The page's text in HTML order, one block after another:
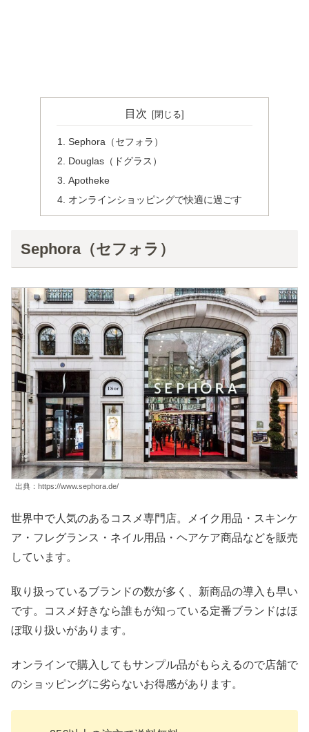
目次
Sephora（セフォラ）
Douglas（ドグラス）
Apotheke
オンラインショッピングで快適に過ごす
Sephora（セフォラ）
出典：https://www.sephora.de/
世界中で人気のあるコスメ専門店。メイク用品・スキンケ
ア・フレグランス・ネイル用品・ヘアケア商品などを販売
しています。
取り扱っているブランドの数が多く、新商品の導入も早い
です。コスメ好きなら誰もが知っている定番ブランドはほ
ぼ取り扱いがあります。
オンラインで購入してもサンプル品がもらえるので店舗で
のショッピングに劣らないお得感があります。